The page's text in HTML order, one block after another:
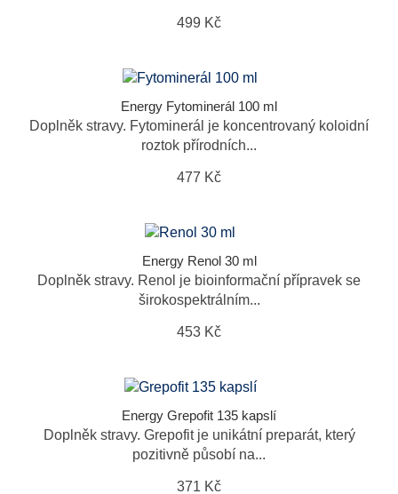
499 Kč
Energy Fytominerál 100 ml
Doplněk stravy. Fytominerál je koncentrovaný koloidní
roztok přírodních...
477 Kč
Energy Renol 30 ml
Doplněk stravy. Renol je bioinformační přípravek se
širokospektrálním...
453 Kč
Energy Grepofit 135 kapslí
Doplněk stravy. Grepofit je unikátní preparát, který
pozitivně působí na...
371 Kč